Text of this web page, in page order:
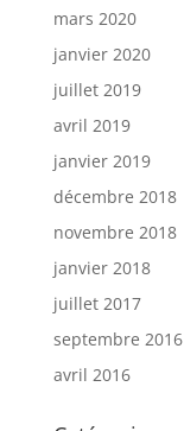
mars 2020
janvier 2020
juillet 2019
avril 2019
janvier 2019
décembre 2018
novembre 2018
janvier 2018
juillet 2017
septembre 2016
avril 2016